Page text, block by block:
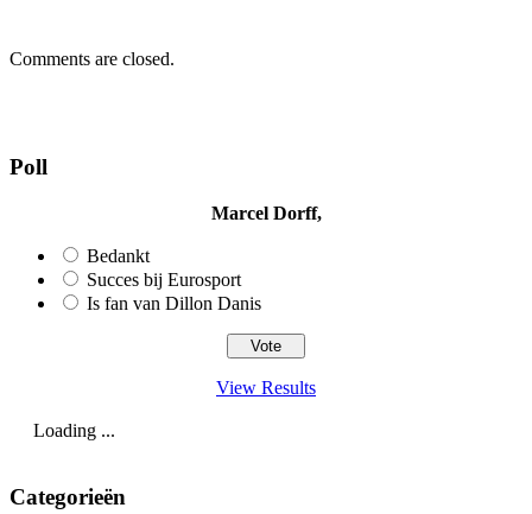
Comments are closed.
Poll
Marcel Dorff,
Bedankt
Succes bij Eurosport
Is fan van Dillon Danis
View Results
Loading ...
Categorieën